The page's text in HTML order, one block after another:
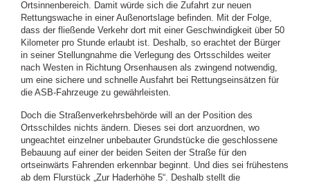
Ortsinnenbereich. Damit würde sich die Zufahrt zur neuen
Rettungswache in einer Außenortslage befinden. Mit der Folge,
dass der fließende Verkehr dort mit einer Geschwindigkeit über 50
Kilometer pro Stunde erlaubt ist. Deshalb, so erachtet der Bürger
in seiner Stellungnahme die Verlegung des Ortsschildes weiter
nach Westen in Richtung Orsenhausen als zwingend notwendig,
um eine sichere und schnelle Ausfahrt bei Rettungseinsätzen für
die ASB-Fahrzeuge zu gewährleisten.
Doch die Straßenverkehrsbehörde will an der Position des
Ortsschildes nichts ändern. Dieses sei dort anzuordnen, wo
ungeachtet einzelner unbebauter Grundstücke die geschlossene
Bebauung auf einer der beiden Seiten der Straße für den
ortseinwärts Fahrenden erkennbar beginnt. Und dies sei frühestens
ab dem Flurstück „Zur Haderhöhe 5“. Deshalb stellt die